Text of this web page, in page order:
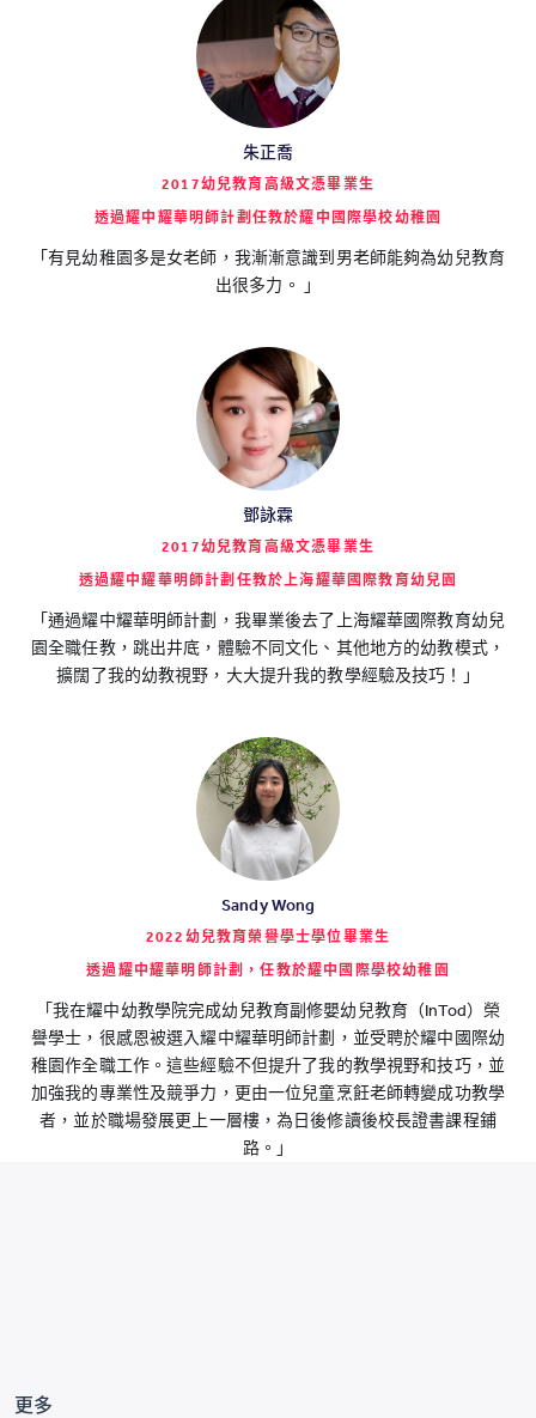
朱正喬
2017幼兒教育高級文憑畢業生
透過耀中耀華明師計劃任教於耀中國際學校幼稚園
「有見幼稚園多是女老師，我漸漸意識到男老師能夠為幼兒教育
出很多力。 」
鄧詠霖
2017幼兒教育高級文憑畢業生
透過耀中耀華明師計劃任教於上海耀華國際教育幼兒園
「通過耀中耀華明師計劃，我畢業後去了上海耀華國際教育幼兒
園全職任教，跳出井底，體驗不同文化、其他地方的幼教模式，
擴闊了我的幼教視野，大大提升我的教學經驗及技巧！」
Sandy Wong
2022幼兒教育榮譽學士學位畢業生
透過耀中耀華明師計劃，任教於耀中國際學校幼稚園
「我在耀中幼教學院完成幼兒教育副修嬰幼兒教育（InTod）榮
譽學士，很感恩被選入耀中耀華明師計劃，並受聘於耀中國際幼
稚園作全職工作。這些經驗不但提升了我的教學視野和技巧，並
加強我的專業性及競爭力，更由一位兒童烹飪老師轉變成功教學
者，並於職場發展更上一層樓，為日後修讀後校長證書課程鋪
路。」
更多